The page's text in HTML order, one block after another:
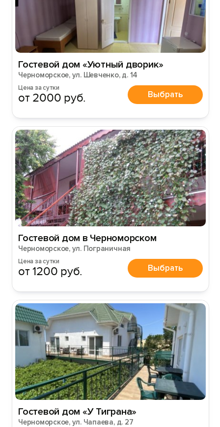
Гостевой дом «Уютный дворик»
Черноморское, ул. Шевченко, д. 14
Цена за сутки
от 2000 руб. Выбрать
Гостевой дом в Черноморском
Черноморское, ул. Пограничная
Цена за сутки
от 1200 руб. Выбрать
Гостевой дом «У Тиграна»
Черноморское, ул. Чапаева, д. 27